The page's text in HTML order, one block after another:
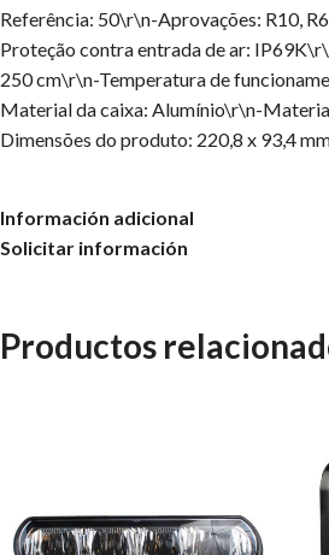
Referência: 50\r\n-Aprovações: R10,
Proteção contra entrada de ar:
250 cm\r\n-Temperatura de
Material da caixa: Alumínio\r\n-
Dimensões do produto: 220,8 x 93,4
Información adicional
Solicitar información
Productos